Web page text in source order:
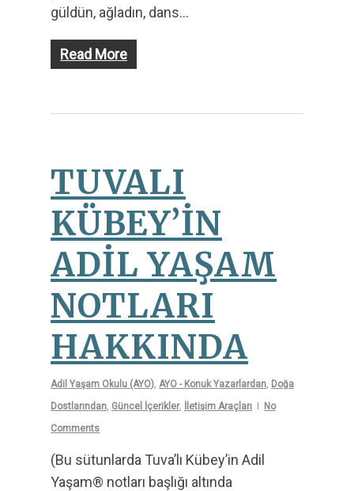
güldün, ağladın, dans…
Read More
TUVALI
KÜBEY’İN
ADİL YAŞAM
NOTLARI
HAKKINDA
Adil Yaşam Okulu (AYO) AYO - Konuk Yazarlardan Doğa
Dostlarından Güncel İçerikler, İletişim Araçları
No
Comments
(Bu sütunlarda Tuva’lı Kübey’in Adil
Yaşam® notları başlığı altında